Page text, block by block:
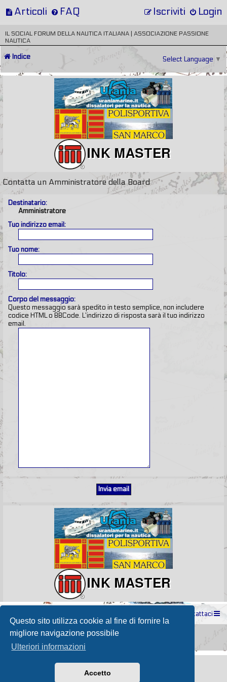
Questo sito utilizza cookie al fine di fornire la
migliore navigazione possibile
Ulteriori informazioni
Accetto
Articoli FAQ Login
Iscriviti
IL SOCIAL FORUM DELLA NAUTICA ITALIANA | ASSOCIAZIONE PASSIONE
NAUTICA
Indice Select Language ▼
Contatta un Amministratore della Board
Destinatario:
Amministratore
Tuo indirizzo email:
Tuo nome:
Titolo:
Corpo del messaggio:
Questo messaggio sarà spedito in testo semplice, non includere
codice HTML o BBCode. L’indirizzo di risposta sarà il tuo indirizzo
email.
Contattaci
Powered byphpBB® Forum Software © phpBB Limited
Passione Nutica 2017 style created by
Traduzione Italiana